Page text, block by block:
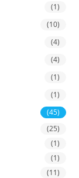
(1)
(10)
(4)
(4)
(1)
(1)
(45)
(25)
(1)
(1)
(11)